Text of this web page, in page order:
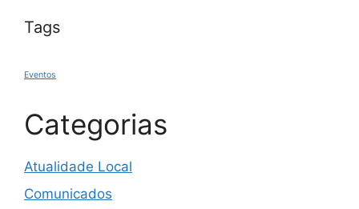
Tags
Eventos
Categorias
Atualidade Local
Comunicados